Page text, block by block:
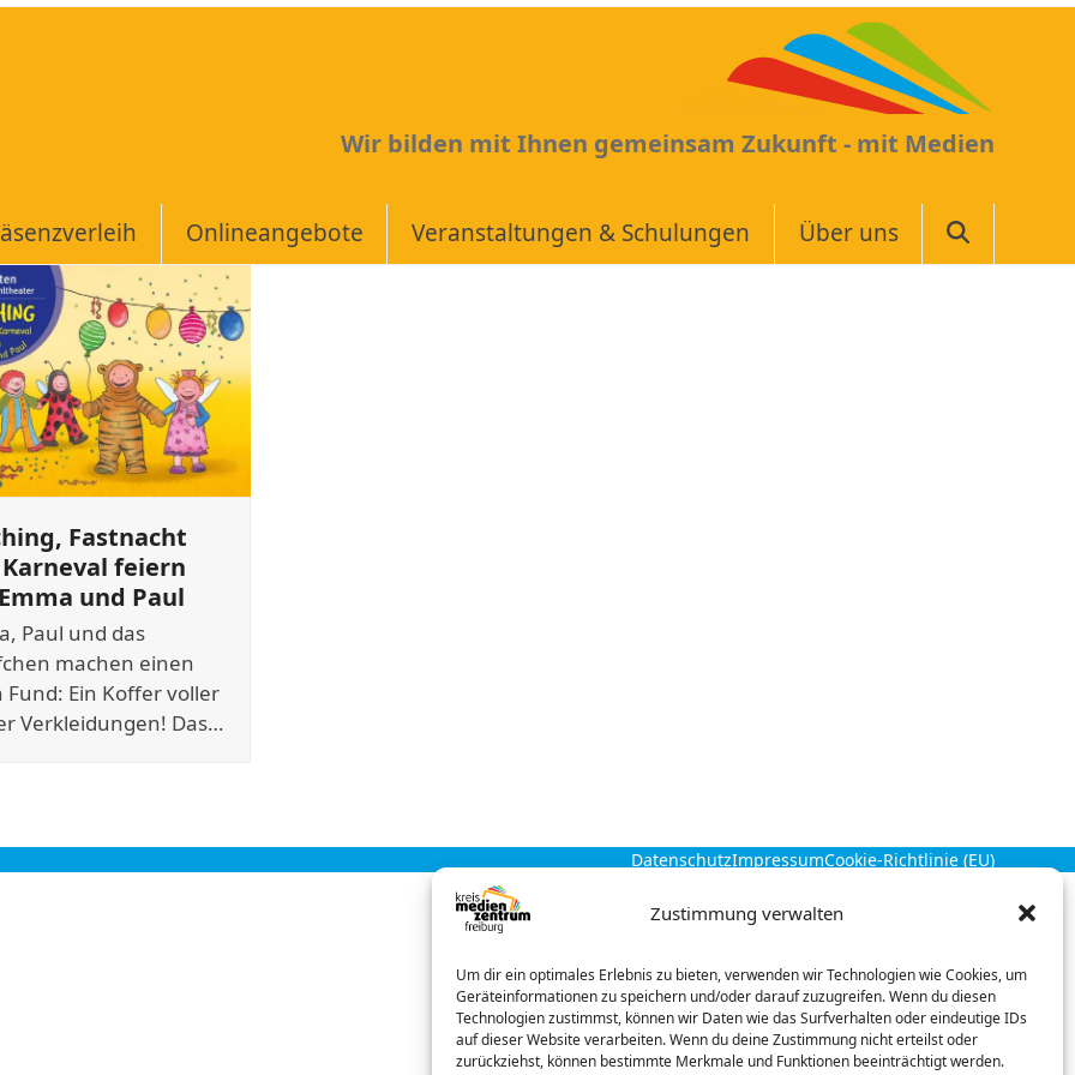
Zustimmung verwalten
Um dir ein optimales Erlebnis zu bieten, verwenden wir Technologien wie Cookies, um
Geräteinformationen zu speichern und/oder darauf zuzugreifen. Wenn du diesen
Technologien zustimmst, können wir Daten wie das Surfverhalten oder eindeutige IDs
auf dieser Website verarbeiten. Wenn du deine Zustimmung nicht erteilst oder
zurückziehst, können bestimmte Merkmale und Funktionen beeinträchtigt werden.
Wir bilden mit Ihnen gemeinsam Zukunft - mit Medien
Onlineangebote Veranstaltungen & Schulungen Über uns
Fastnacht
feiern
und Paul
Paul und das
machen einen
Fund: Ein Koffer voller
Verkleidungen! Das…
DatenschutzImpressumCookie-Richtlinie (EU)